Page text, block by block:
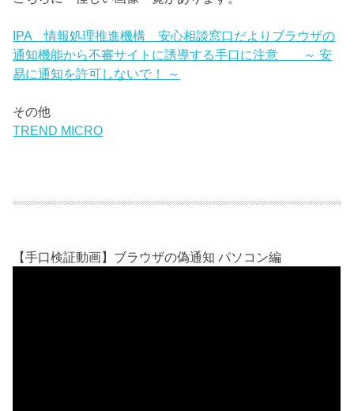
IPA 情報処理推進機構 安心相談窓口だよりブラウザの
通知機能から不審サイトに誘導する手口に注意 ～ 安
易に通知を許可しないで！ ～
その他
TREND MICRO
【手口検証動画】ブラウザの偽通知 パソコン編